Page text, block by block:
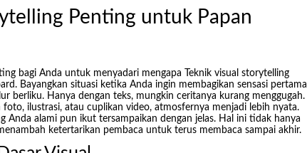
Penting untuk Papan
bagi Anda untuk menyadari mengapa Teknik visual storytelling
Bayangkan situasi ketika Anda ingin membagikan sensasi pertama
berliku. Hanya dengan teks, mungkin ceritanya kurang menggugah.
ilustrasi, atau cuplikan video, atmosfernya menjadi lebih nyata.
Anda alami pun ikut tersampaikan dengan jelas. Hal ini tidak hanya
ketertarikan pembaca untuk terus membaca sampai akhir.